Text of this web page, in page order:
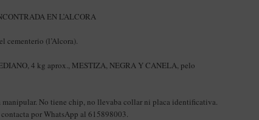
EN L’ALCORA
cementerio (l’Alcora).
4 kg aprox., MESTIZA, NEGRA Y CANELA, pelo
manipular. No tiene chip, no llevaba collar ni placa identificativa.
contacta por WhatsApp al 615898003.